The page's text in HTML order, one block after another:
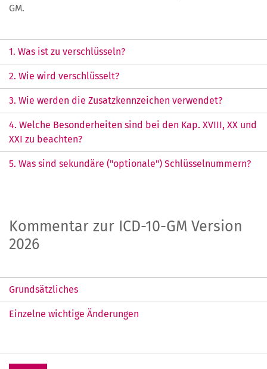
GM.
1. Was ist zu verschlüsseln?
2. Wie wird verschlüsselt?
3. Wie werden die Zusatzkennzeichen verwendet?
4. Welche Besonderheiten sind bei den Kap. XVIII, XX und
XXI zu beachten?
5. Was sind sekundäre ("optionale") Schlüsselnummern?
Kommentar zur ICD-10-GM Version
2026
Grundsätzliches
Einzelne wichtige Änderungen